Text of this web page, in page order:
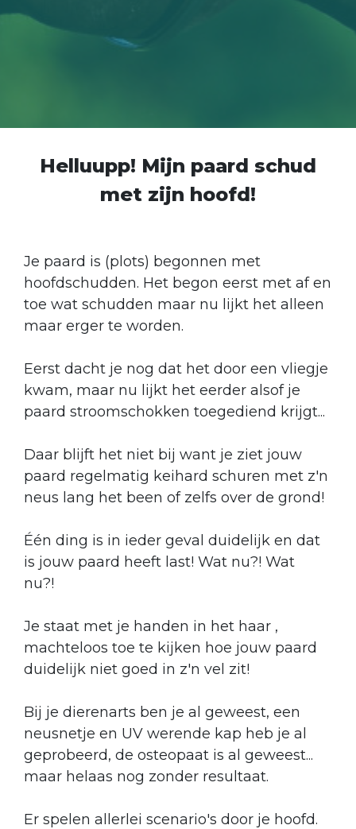
Helluupp! Mijn paard schud
met zijn hoofd!
Je paard is (plots) begonnen met
hoofdschudden. Het begon eerst met af en
toe wat schudden maar nu lijkt het alleen
maar erger te worden.
Eerst dacht je nog dat het door een vliegje
kwam, maar nu lijkt het eerder alsof je
paard stroomschokken toegediend krijgt...
Daar blijft het niet bij want je ziet jouw
paard regelmatig keihard schuren met z'n
neus lang het been of zelfs over de grond!
Één ding is in ieder geval duidelijk en dat
is jouw paard heeft last! Wat nu?! Wat
nu?!
Je staat met je handen in het haar ,
machteloos toe te kijken hoe jouw paard
duidelijk niet goed in z'n vel zit!
Bij je dierenarts ben je al geweest, een
neusnetje en UV werende kap heb je al
geprobeerd, de osteopaat is al geweest...
maar helaas nog zonder resultaat.
Er spelen allerlei scenario's door je hoofd.